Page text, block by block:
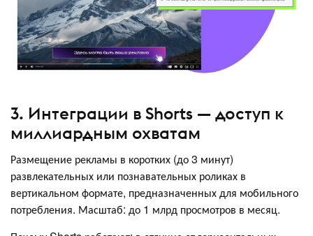
3. Интеграции в Shorts — доступ к
миллиардным охватам
Размещение рекламы в коротких (до 3 минут)
развлекательных или познавательных роликах в
вертикальном формате, предназначенных для мобильного
потребления. Масштаб: до 1 млрд просмотров в месяц.